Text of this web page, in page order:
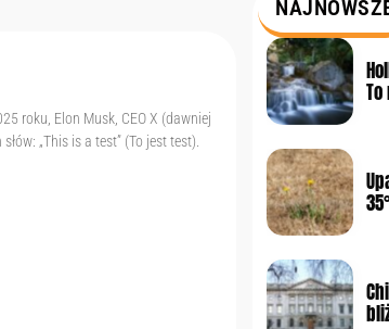
roku, Elon Musk, CEO X (dawniej
„This is a test” (To jest test).